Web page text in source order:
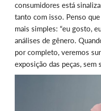
consumidores está
tanto com isso. Penso
mais simples: “eu gosto,
análises de gênero.
por completo, veremos
exposição das peças,